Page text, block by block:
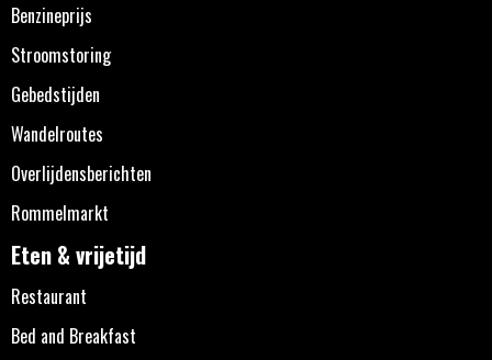
Benzineprijs
Stroomstoring
Gebedstijden
Wandelroutes
Overlijdensberichten
Rommelmarkt
Eten & vrijetijd
Restaurant
Bed and Breakfast